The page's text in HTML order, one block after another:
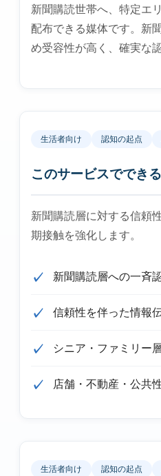
新聞購読世帯へ、特定エ
配布できる媒体です。新
め受容性が高く、確実な
生活者向け 認知の起点
このサービスででき
新聞購読層に対する信頼
期接触を強化します。
新聞購読層への一斉
信頼性を伴った情報
シニア・ファミリー
店舗・不動産・公共
生活者向け 認知の起点